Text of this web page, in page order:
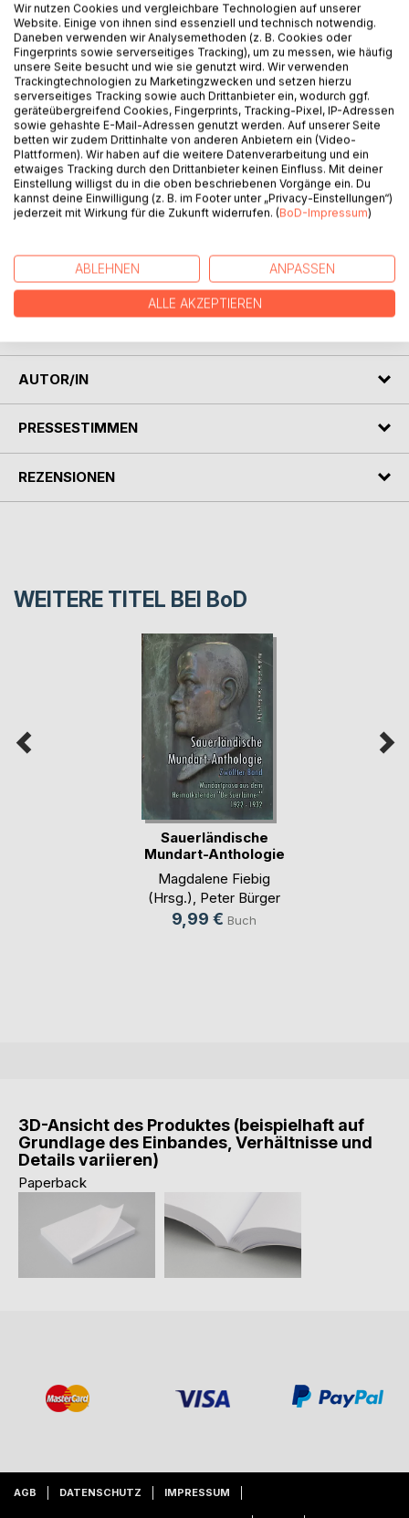
Dieser zweite Band der 'Sauerländischen Mundart-
Anthologie' erschließt plattdeutsche Prosa von 1807 bis
1889. Die 'Klassiker' des Sauerlandes – Friedrich Woeste,
Friedrich Wilhelm Grimme und Joseph Pape – sind mit
umfangreichen Abteilungen vertreten. In Tuchfühlung mit
dem Leuteleben tritt im 19. Jahrhundert erstmals eine
populäre Bücherkultur in der Region zutage, die einem
plattdeutschen Feuerwerk gleichkommt. Humoristen und
Anwälte einer ernsten Mundartliteratur stehen sich
gegenüber. Beide Fraktionen sorgen für Lesegenüsse.
Die Auswahl für die hier fortgesetzte Reihe erfolgt auf der
repräsentativen Bibliothek nicht nur für Fachleute und
Liebhaber des Plattdeutschen. Auch 'Anfänger' sind
eingeladen zu einer Lesereise durch die Sprach- und
AUTOR/IN
PRESSESTIMMEN
REZENSIONEN
WEITERE TITEL BEI BoD
Sauerländische
Mundart-Anthologie
Magdalene Fiebig
(Hrsg.), Peter Bürger
(Hrsg.)
9,99 € Buch
3D-Ansicht des Produktes (beispielhaft auf
Grundlage des Einbandes, Verhältnisse und
Details variieren)
Paperback
AGB DATENSCHUTZ IMPRESSUM
Wir nutzen Cookies und vergleichbare Technologien auf unserer
Website. Einige von ihnen sind essenziell und technisch notwendig.
Daneben verwenden wir Analysemethoden (z. B. Cookies oder
Fingerprints sowie serverseitiges Tracking), um zu messen, wie häufig
unsere Seite besucht und wie sie genutzt wird. Wir verwenden
Trackingtechnologien zu Marketingzwecken und setzen hierzu
serverseitiges Tracking sowie auch Drittanbieter ein, wodurch ggf.
geräteübergreifend Cookies, Fingerprints, Tracking-Pixel, IP-Adressen
sowie gehashte E-Mail-Adressen genutzt werden. Auf unserer Seite
betten wir zudem Drittinhalte von anderen Anbietern ein (Video-
Plattformen). Wir haben auf die weitere Datenverarbeitung und ein
etwaiges Tracking durch den Drittanbieter keinen Einfluss. Mit deiner
Einstellung willigst du in die oben beschriebenen Vorgänge ein. Du
kannst deine Einwilligung (z. B. im Footer unter „Privacy-Einstellungen“)
jederzeit mit Wirkung für die Zukunft widerrufen. (BoD-Impressum)
ABLEHNEN ANPASSEN
ALLE AKZEPTIEREN